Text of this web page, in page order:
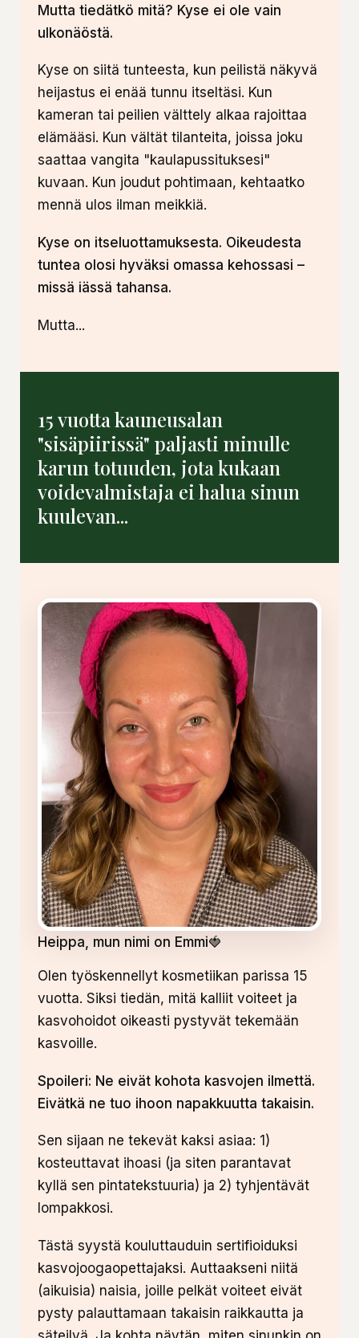
Mutta tiedätkö mitä? Kyse ei ole vain
ulkonäöstä.
Kyse on siitä tunteesta, kun peilistä näkyvä
heijastus ei enää tunnu itseltäsi. Kun
kameran tai peilien välttely alkaa rajoittaa
elämääsi. Kun vältät tilanteita, joissa joku
saattaa vangita "kaulapussituksesi"
kuvaan. Kun joudut pohtimaan, kehtaatko
mennä ulos ilman meikkiä.
Kyse on itseluottamuksesta. Oikeudesta
tuntea olosi hyväksi omassa kehossasi –
missä iässä tahansa.
Mutta...
15 vuotta kauneusalan
"sisäpiirissä" paljasti minulle
karun totuuden, jota kukaan
voidevalmistaja ei halua sinun
kuulevan...
Heippa, mun nimi on Emmi🍓
Olen työskennellyt kosmetiikan parissa 15
vuotta. Siksi tiedän, mitä kalliit voiteet ja
kasvohoidot oikeasti pystyvät tekemään
kasvoille.
Spoileri: Ne eivät kohota kasvojen ilmettä.
Eivätkä ne tuo ihoon napakkuutta takaisin.
Sen sijaan ne tekevät kaksi asiaa: 1)
kosteuttavat ihoasi (ja siten parantavat
kyllä sen pintatekstuuria) ja 2) tyhjentävät
lompakkosi.
Tästä syystä kouluttauduin sertifioiduksi
kasvojoogaopettajaksi. Auttaakseni niitä
(aikuisia) naisia, joille pelkät voiteet eivät
pysty palauttamaan takaisin raikkautta ja